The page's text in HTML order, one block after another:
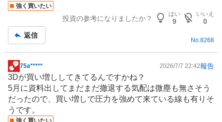
強く買いたい
投資の参考になりましたか？
はい
9
いいえ
0
返信
No.8268
掲
示
板
記
事
75a***** 2026/7/7 22:42報告
3Dが買い増ししてきてるんですかね？
5月に資料出してまだまだ撤退する気配は微塵も無さそう
だったので、買い増しで圧力を強めて来ている線も有りそ
うです。